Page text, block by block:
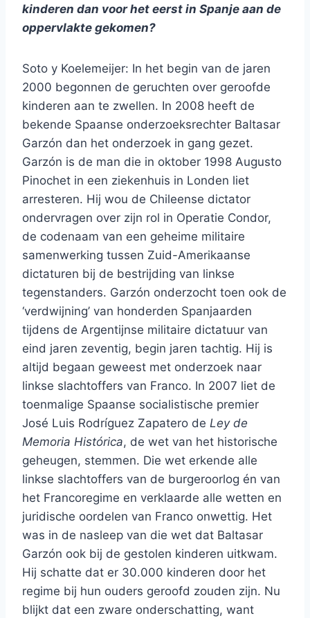
kinderen dan voor het eerst in Spanje aan de
oppervlakte gekomen?
Soto y Koelemeijer: In het begin van de jaren
2000 begonnen de geruchten over geroofde
kinderen aan te zwellen. In 2008 heeft de
bekende Spaanse onderzoeksrechter Baltasar
Garzón dan het onderzoek in gang gezet.
Garzón is de man die in oktober 1998 Augusto
Pinochet in een ziekenhuis in Londen liet
arresteren. Hij wou de Chileense dictator
ondervragen over zijn rol in Operatie Condor,
de codenaam van een geheime militaire
samenwerking tussen Zuid-Amerikaanse
dictaturen bij de bestrijding van linkse
tegenstanders. Garzón onderzocht toen ook de
‘verdwijning’ van honderden Spanjaarden
tijdens de Argentijnse militaire dictatuur van
eind jaren zeventig, begin jaren tachtig. Hij is
altijd begaan geweest met onderzoek naar
linkse slachtoffers van Franco. In 2007 liet de
toenmalige Spaanse socialistische premier
José Luis Rodríguez Zapatero de Ley de
Memoria Histórica, de wet van het historische
geheugen, stemmen. Die wet erkende alle
linkse slachtoffers van de burgeroorlog én van
het Francoregime en verklaarde alle wetten en
juridische oordelen van Franco onwettig. Het
was in de nasleep van die wet dat Baltasar
Garzón ook bij de gestolen kinderen uitkwam.
Hij schatte dat er 30.000 kinderen door het
regime bij hun ouders geroofd zouden zijn. Nu
blijkt dat een zware onderschatting, want